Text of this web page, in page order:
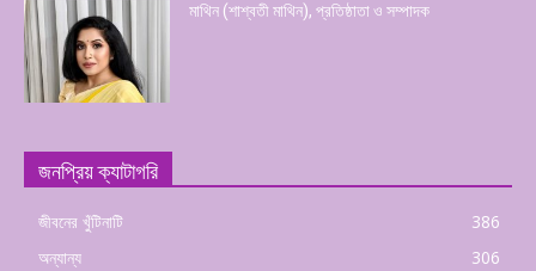
মাথিন (শাশ্বতী মাথিন), প্রতিষ্ঠাতা ও সম্পাদক
জনপ্রিয় ক্যাটাগরি
জীবনের খুঁটিনাটি
386
অন্যান্য
306